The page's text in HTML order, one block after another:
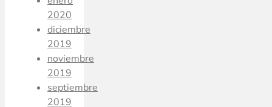
2020
diciembre
2019
noviembre
2019
septiembre
2019